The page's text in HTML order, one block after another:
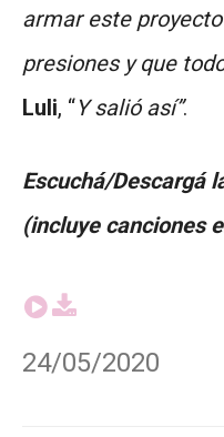
armar este
presiones y que
Luli, “Y salió así”.
Escuchá/Descargá
(incluye canciones
24/05/2020